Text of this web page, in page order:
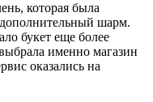
которая была
дополнительный шарм.
букет еще более
именно магазин
оказались на